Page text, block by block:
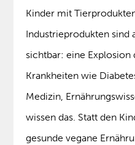
Kinder mit
Industrieprodukten sind
sichtbar: eine
Krankheiten wie
Medizin,
wissen das. Statt den
gesunde vegane